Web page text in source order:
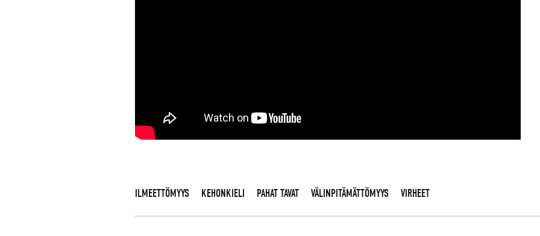
ILMEETTÖMYYS KEHONKIELI PAHAT TAVAT VÄLINPITÄMÄTTÖMYYS VIRHEET